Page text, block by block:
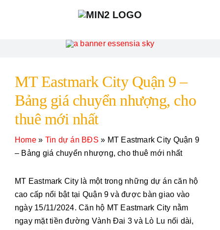
MT Eastmark City Quận 9 –
Bảng giá chuyển nhượng, cho
thuê mới nhất
Home» Tin dự án BĐS » MT Eastmark City Quận 9
– Bảng giá chuyển nhượng, cho thuê mới nhất
MT Eastmark City là một trong những dự án căn hộ
cao cấp nổi bật tại Quận 9 và được bàn giao vào
ngày 15/11/2024. Căn hộ MT Eastmark City nằm
ngay mặt tiền đường Vành Đai 3 và Lò Lu nối dài,